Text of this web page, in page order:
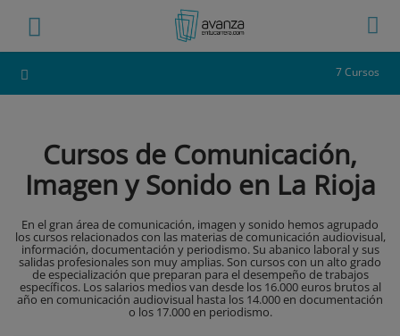
7 Cursos
Cursos de Comunicación,
Imagen y Sonido en La Rioja
En el gran área de comunicación, imagen y sonido hemos agrupado
los cursos relacionados con las materias de comunicación audiovisual,
información, documentación y periodismo. Su abanico laboral y sus
salidas profesionales son muy amplias. Son cursos con un alto grado
de especialización que preparan para el desempeño de trabajos
específicos. Los salarios medios van desde los 16.000 euros brutos al
año en comunicación audiovisual hasta los 14.000 en documentación
o los 17.000 en periodismo.